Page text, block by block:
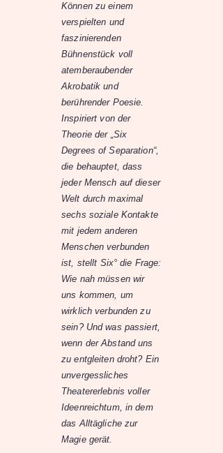
Können zu einem
verspielten und
faszinierenden
Bühnenstück voll
atemberaubender
Akrobatik und
berührender Poesie.
Inspiriert von der
Theorie der „Six
Degrees of Separation“,
die behauptet, dass
jeder Mensch auf dieser
Welt durch maximal
sechs soziale Kontakte
mit jedem anderen
Menschen verbunden
ist, stellt Six° die Frage:
Wie nah müssen wir
uns kommen, um
wirklich verbunden zu
sein? Und was passiert,
wenn der Abstand uns
zu entgleiten droht? Ein
unvergessliches
Theatererlebnis voller
Ideenreichtum, in dem
das Alltägliche zur
Magie gerät.